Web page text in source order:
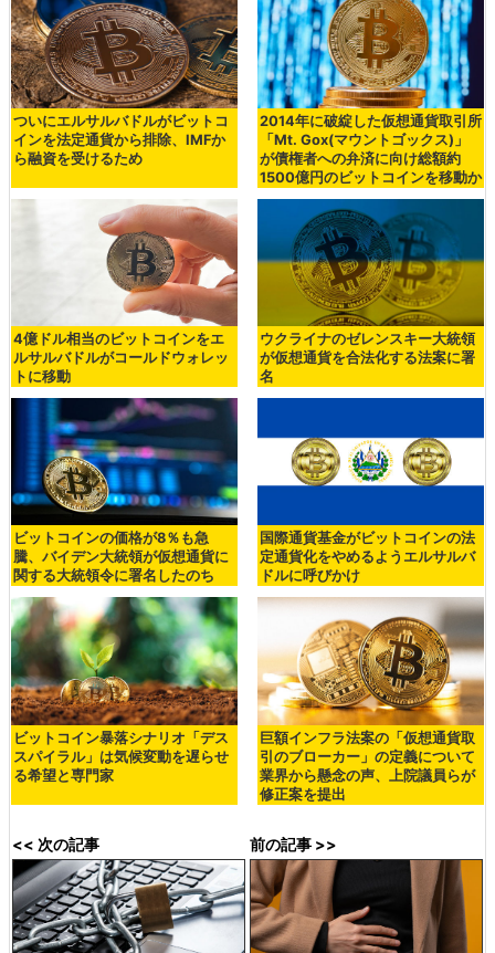
ついにエルサルバドルがビットコ
インを法定通貨から排除、IMFか
ら融資を受けるため
2014年に破綻した仮想通貨取引所
「Mt. Gox(マウントゴックス)」
が債権者への弁済に向け総額約
1500億円のビットコインを移動か
4億ドル相当のビットコインをエ
ルサルバドルがコールドウォレッ
トに移動
ウクライナのゼレンスキー大統領
が仮想通貨を合法化する法案に署
名
ビットコインの価格が8％も急
騰、バイデン大統領が仮想通貨に
関する大統領令に署名したのち
国際通貨基金がビットコインの法
定通貨化をやめるようエルサルバ
ドルに呼びかけ
ビットコイン暴落シナリオ「デス
スパイラル」は気候変動を遅らせ
る希望と専門家
巨額インフラ法案の「仮想通貨取
引のブローカー」の定義について
業界から懸念の声、上院議員らが
修正案を提出
<< 次の記事 前の記事 >>